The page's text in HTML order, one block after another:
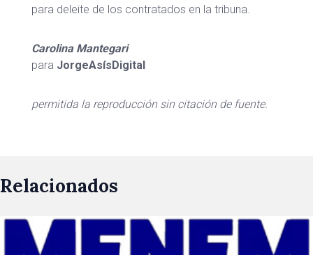
para deleite de los contratados en la tribuna.
Carolina Mantegari
para JorgeAsísDigital
permitida la reproducción sin citación de fuente.
Relacionados